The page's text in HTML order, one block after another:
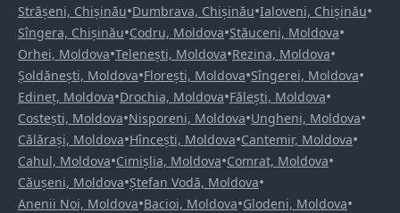
Strășeni, Chișinău•Dumbrava, Chișinău•Ialoveni, Chișinău•
Sîngera, Chișinău•Codru, Moldova•Stăuceni, Moldova•
Orhei, Moldova•Telenești, Moldova•Rezina, Moldova•
Șoldănești, Moldova•Florești, Moldova•Sîngerei, Moldova•
Edineț, Moldova•Drochia, Moldova•Fălești, Moldova•
Costești, Moldova•Nisporeni, Moldova•Ungheni, Moldova•
Călărași, Moldova•Hîncești, Moldova•Cantemir, Moldova•
Cahul, Moldova•Cimișlia, Moldova•Comrat, Moldova•
Căușeni, Moldova•Ștefan Vodă, Moldova•
Anenii Noi, Moldova•Bacioi, Moldova•Glodeni, Moldova•